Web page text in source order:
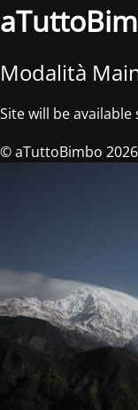
Modalità
Site will be
© aTuttoBimbo 2026